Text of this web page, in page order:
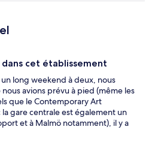
cet établissement
long weekend à deux, nous
avions prévu à pied (même les
que le Contemporary Art
gare centrale est également un
et à Malmö notamment), il y a
autour de l’hôtel et les
sont vraiment très sympa